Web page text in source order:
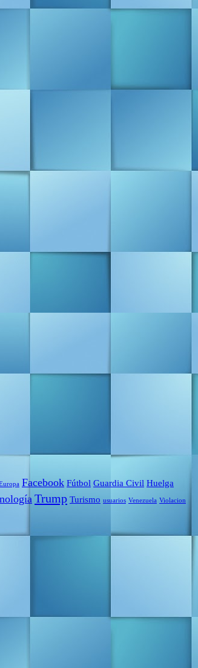
Facebook Fútbol Guardia Civil Huelga
Trump Turismo usuarios Venezuela Violacion